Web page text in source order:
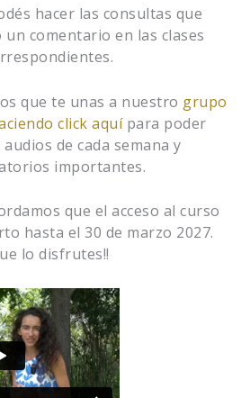
hacer las consultas que
un comentario en las clases
que te unas a nuestro grupo
click aquípara poder
de cada semana y
importantes.
que el acceso al curso
hasta el 30 de marzo 2027.
lo disfrutes!!